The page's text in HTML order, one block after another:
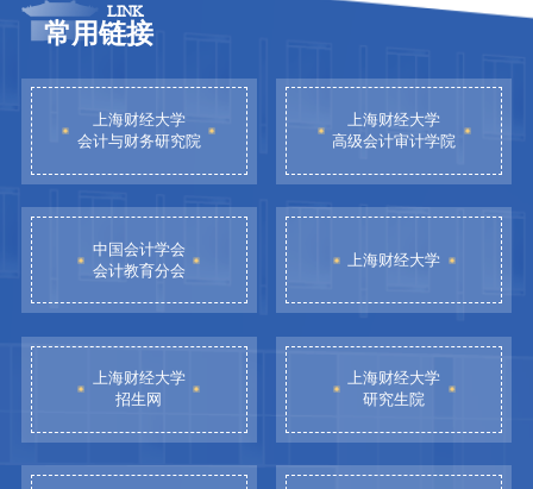
LINK
常用链接
上海财经大学
会计与财务研究院
上海财经大学
高级会计审计学院
中国会计学会
会计教育分会
上海财经大学
上海财经大学
招生网
上海财经大学
研究生院